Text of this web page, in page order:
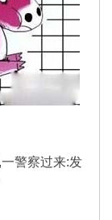
警察过来:发